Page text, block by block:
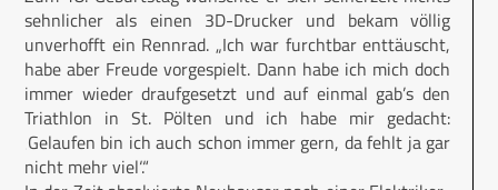
sehnlicher als einen 3D-Drucker und bekam völlig
unverhofft ein Rennrad. „Ich war furchtbar enttäuscht,
habe aber Freude vorgespielt. Dann habe ich mich doch
immer wieder draufgesetzt und auf einmal gab’s den
Triathlon in St. Pölten und ich habe mir gedacht:
‚Gelaufen bin ich auch schon immer gern, da fehlt ja gar
nicht mehr viel‘.“